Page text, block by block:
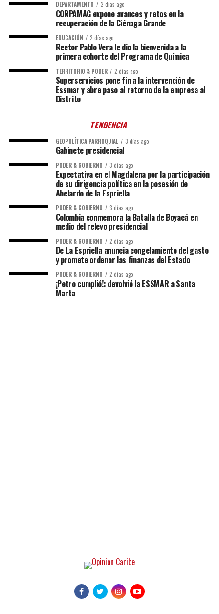
DEPARTAMENTO 2 días ago
CORPAMAG expone avances y retos en la
recuperación de la Ciénaga Grande
EDUCACIÓN 2 días ago
Rector Pablo Vera le dio la bienvenida a la
primera cohorte del Programa de Química
TERRITORIO & PODER 2 días ago
Superservicios pone fin a la intervención de
Essmar y abre paso al retorno de la empresa al
Distrito
TENDENCIA
GEOPOLÍTICA PARROQUIAL 3 días ago
Gabinete presidencial
PODER & GOBIERNO 3 días ago
Expectativa en el Magdalena por la participación
de su dirigencia política en la posesión de
Abelardo de la Espriella
PODER & GOBIERNO 3 días ago
Colombia conmemora la Batalla de Boyacá en
medio del relevo presidencial
PODER & GOBIERNO 2 días ago
De La Espriella anuncia congelamiento del gasto
y promete ordenar las finanzas del Estado
PODER & GOBIERNO 2 días ago
¡Petro cumplió!: devolvió la ESSMAR a Santa
Marta